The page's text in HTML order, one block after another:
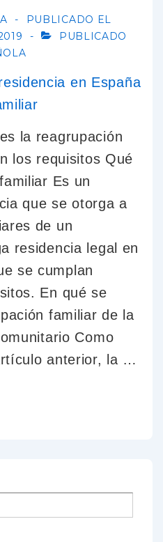
PUBLICADO EL
la reagrupación
los requisitos Qué
Es un
que se otorga a
de un
residencia legal en
se cumplan
En qué se
familiar de la
Como
anterior, la …